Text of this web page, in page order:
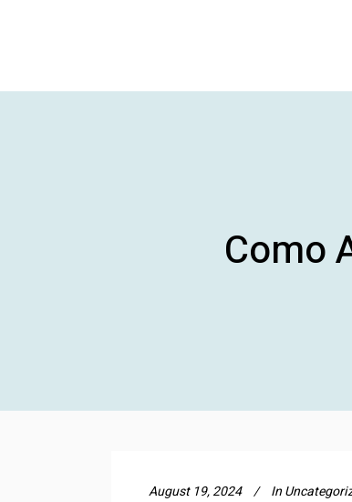
Como
August 19, 2024 In